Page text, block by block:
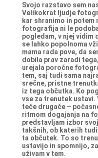
Svojo razstavo sem
Velikokrat ljudje
kar shranimo in potem
fotografija ni le
pogledam, v njej vidim
se lahko popolnoma
mama rada pove, da
dobila prav zaradi
urejala poročne
tem, saj tudi sama
srečne, pristne
iz tega občutka. Ko
vse za trenutek ustavi.
teče drugače –
ritmom dogajanja na
predstavljam izbor
takšnih, ob katerih
ta občutek. To so
ustavijo in spomnijo,
uživam v tem.